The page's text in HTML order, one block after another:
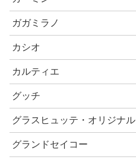
ガガミラノ
カシオ
カルティエ
グッチ
グラスヒュッテ・オリジナル
グランドセイコー